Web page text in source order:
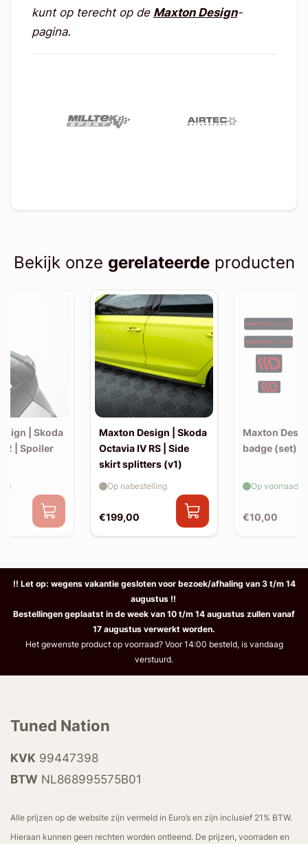
kunt op terecht op de Maxton Design-
pagina.
Bekijk onze gerelateerdeproducten
| Skoda
| Spoiler
Maxton Design | Skoda
Octavia IV RS | Side
skirt splitters (v1)
€199,00
Op nabestelling
Maxton
badge (set)
€10,00
Op voorraad
!! Let op: wegens vakantie gesloten voor bezoek/afhaling van 3 t/m 14
augustus !!
Bestellingen geplaatst in de week van 10 t/m 14 augustus zullen vanaf
17 augustus verwerkt worden.
Het gewenste product op voorraad? Voor 14:00 besteld, is vandaag
verstuurd.
Tuned Nation
KVK 99447398
BTW NL868995575B01
Alle prijzen op de website zijn vermeld in Euro’s en zijn inclusief 21% BTW.
Hieraan kunnen geen rechten worden ontleend. De prijzen, voorraden en